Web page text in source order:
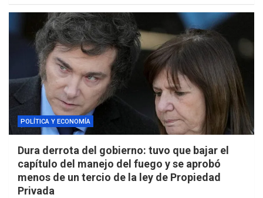
POLÍTICA Y ECONOMÍA
Dura derrota del gobierno: tuvo que bajar el
capítulo del manejo del fuego y se aprobó
menos de un tercio de la ley de Propiedad
Privada